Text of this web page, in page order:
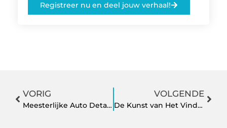
Registreer nu en deel jouw verhaal!
VORIG
Meesterlijke Auto Detailing bij Bas Car Wash Team
VOLGENDE
De Kunst van Het Vinden van Het Perfecte Mancave Bord